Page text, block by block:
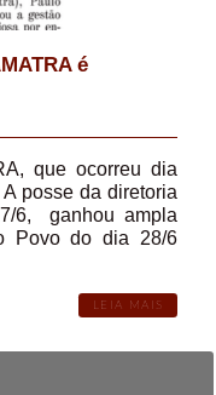
é
que ocorreu dia
posse da diretoria
6, ganhou ampla
Povo do dia 28/6
LEIA MAIS